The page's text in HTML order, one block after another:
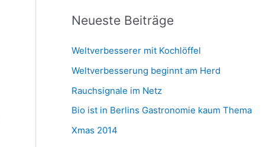
h
n
n
a
c
h
Neueste Beiträge
Weltverbesserer mit Kochlöffel
Weltverbesserung beginnt am Herd
Rauchsignale im Netz
Bio ist in Berlins Gastronomie kaum Thema
Xmas 2014